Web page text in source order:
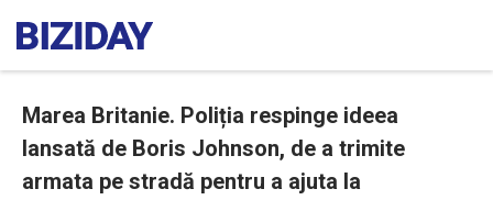
Marea Britanie. Poliția respinge ideea
lansată de Boris Johnson, de a trimite
armata pe stradă pentru a ajuta la